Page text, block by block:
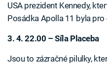
USA prezident Kennedy,
Posádka Apolla 11 byla
3. 4. 22.00 – Síla Placeba
Jsou to zázračné pilulky,